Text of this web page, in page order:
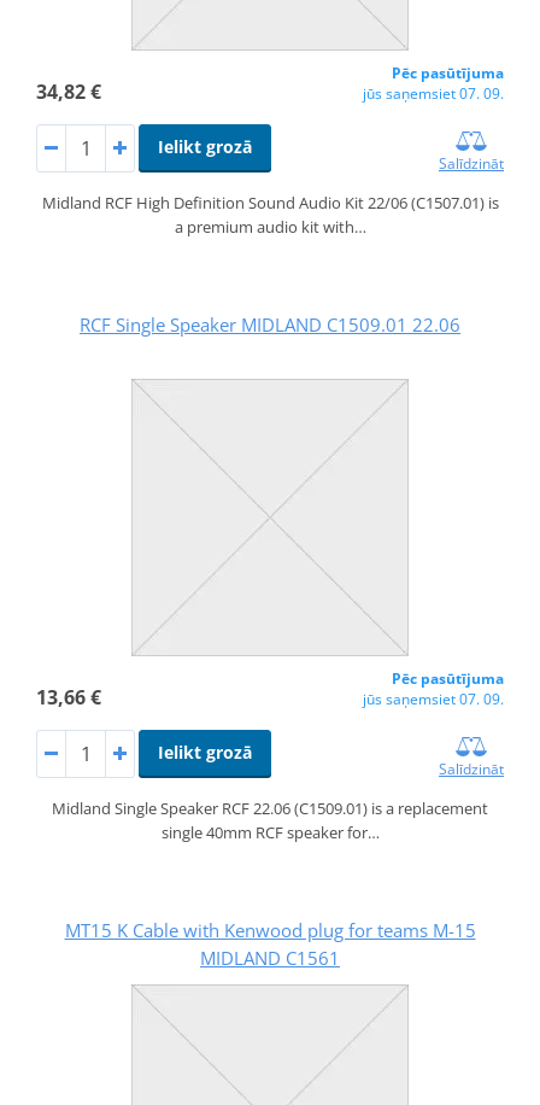
34,82 €
Pēc pasūtījuma
jūs saņemsiet 07. 09.
Ielikt grozā
Salīdzināt
Midland RCF High Definition Sound Audio Kit 22/06 (C1507.01) is
a premium audio kit with…
RCF Single Speaker MIDLAND C1509.01 22.06
13,66 €
Pēc pasūtījuma
jūs saņemsiet 07. 09.
Ielikt grozā
Salīdzināt
Midland Single Speaker RCF 22.06 (C1509.01) is a replacement
single 40mm RCF speaker for…
MT15 K Cable with Kenwood plug for teams M-15
MIDLAND C1561